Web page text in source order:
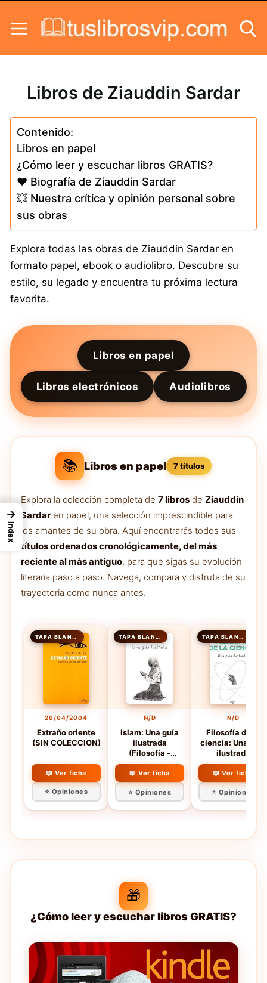
Libros de Ziauddin Sardar
Contenido:
Libros en papel
¿Cómo leer y escuchar libros GRATIS?
❤️ Biografía de Ziauddin Sardar
💥 Nuestra crítica y opinión personal sobre
sus obras
Explora todas las obras de Ziauddin Sardar en
formato papel, ebook o audiolibro. Descubre su
estilo, su legado y encuentra tu próxima lectura
favorita.
Libros en papel
Libros electrónicos Audiolibros
📚 Libros en papel 7 títulos
Explora la colección completa de 7 libros de Ziauddin
Sardar en papel, una selección imprescindible para
los amantes de su obra. Aquí encontrarás todos sus
títulos ordenados cronológicamente, del más
reciente al más antiguo, para que sigas su evolución
literaria paso a paso. Navega, compara y disfruta de su
trayectoria como nunca antes.
TAPA BLANDA
26/04/2004
Extraño oriente
(SIN COLECCION)
📖 Ver ficha
⭐ Opiniones
TAPA BLANDA
N/D
Islam: Una guía
ilustrada
(Filosofía -
Filosofía y
Ensayo)
📖 Ver ficha
⭐ Opiniones
TAPA BLANDA
N/D
Filosofía de la
ciencia: Una guía
ilustrada
(Filosofía -
Filosofía y
Ensayo)
📖 Ver ficha
⭐ Opiniones
🎁
¿Cómo leer y escuchar libros GRATIS?
→
Index